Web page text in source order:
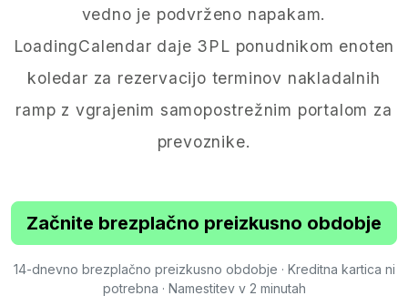
vedno je podvrženo napakam.
LoadingCalendar daje 3PL ponudnikom enoten
koledar za rezervacijo terminov nakladalnih
ramp z vgrajenim samopostrežnim portalom za
prevoznike.
Začnite brezplačno preizkusno obdobje
14-dnevno brezplačno preizkusno obdobje · Kreditna kartica ni
potrebna · Namestitev v 2 minutah